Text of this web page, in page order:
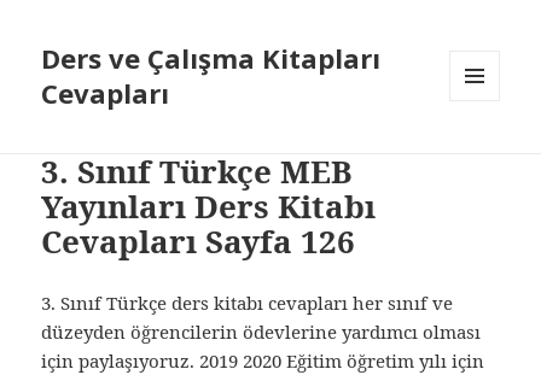
Ders ve Çalışma Kitapları
Cevapları
3. Sınıf Türkçe MEB
Yayınları Ders Kitabı
Cevapları Sayfa 126
3. Sınıf Türkçe ders kitabı cevapları her sınıf ve
düzeyden öğrencilerin ödevlerine yardımcı olması
için paylaşıyoruz. 2019 2020 Eğitim öğretim yılı için